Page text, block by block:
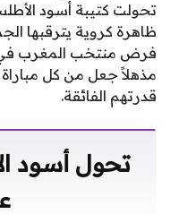
تحولت كتيبة أسود
ظاهرة كروية يترقبها
فرض منتخب المغرب في
مذهلاً جعل من كل مباراة
قدرتهم الفائقة.
تحول أسود